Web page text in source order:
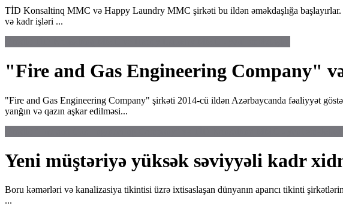
TİD Konsaltinq MMC və Happy Laundry MMC şirkəti bu ildən əməkdaşlığa
və kadr işləri ...
"Fire and Gas Engineering Company"
"Fire and Gas Engineering Company" şirkəti 2014-cü ildən Azərbaycanda fəaliyyət
yanğın və qazın aşkar edilməsi...
Yeni müştəriyə yüksək səviyyəli kadr
Boru kəmərləri və kanalizasiya tikintisi üzrə ixtisaslaşan dünyanın aparıcı tikinti
...